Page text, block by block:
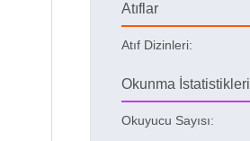
Atıflar
Atıf Dizinleri:
Okunma İstatistikleri
Okuyucu Sayısı: